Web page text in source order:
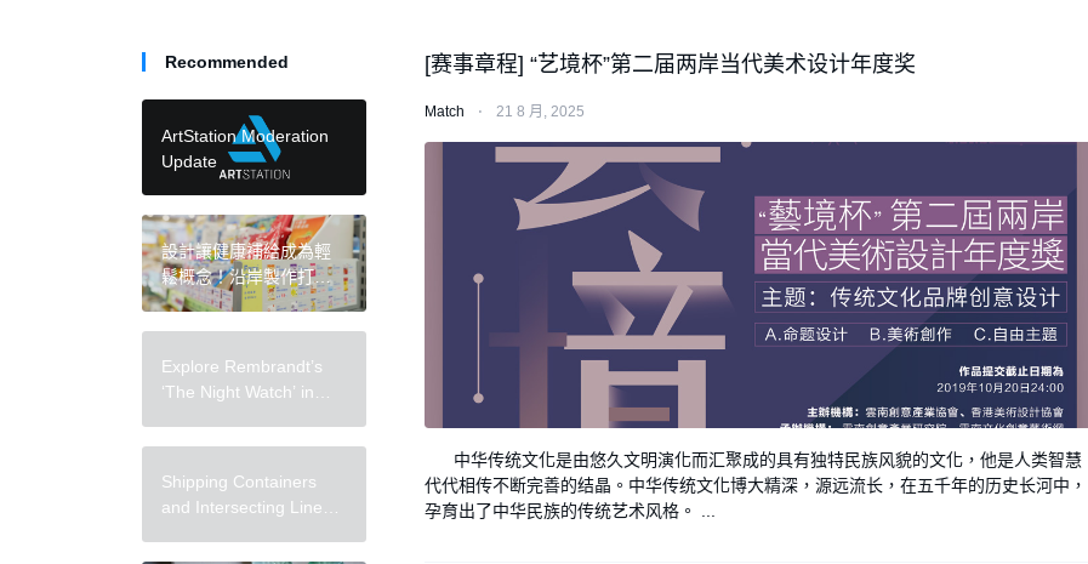
Recommended
ArtStation Moderation
Update
設計讓健康補給成為輕
鬆概念！沿岸製作打造
全家便利商店 FamiCare
保健品品牌全新視覺
Explore Rembrandt’s
‘The Night Watch’ in
Interactive 717-
Shipping Containers
and Intersecting Lines
Mary Iverson’s
[赛事章程] “艺境杯”第二届两岸当代美术设计年度奖
Match ⋅ 21 8 月, 2025
中华传统文化是由悠久文明演化而汇聚成的具有独特民族风貌的文化，他是人类智慧
代代相传不断完善的结晶。中华传统文化博大精深，源远流长，在五千年的历史长河中，
孕育出了中华民族的传统艺术风格。 ...